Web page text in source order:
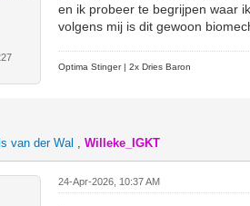
en ik probeer te begrijpen waar
volgens mij is dit gewoon
Optima Stinger |2x Dries Baron
van der Wal ,Willeke_IGKT
24-Apr-2026, 10:37 AM